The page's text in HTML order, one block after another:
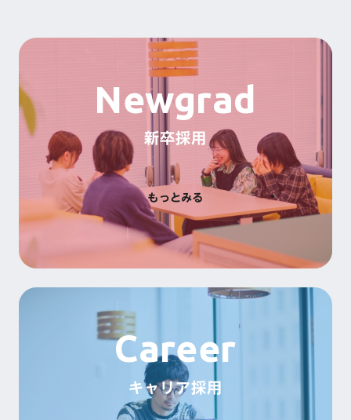
Newgrad
新卒採用
もっとみる
Career
キャリア採用